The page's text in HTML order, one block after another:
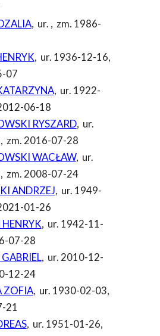
, ur. , zm. 1986-
, ur. 1936-12-16,
07
, ur. 1922-
06-18
RYSZARD, ur.
, zm. 2016-07-28
WACŁAW, ur.
, zm. 2008-07-24
ANDRZEJ, ur. 1949-
01-26
, ur. 1942-11-
07-28
, ur. 2010-12-
12-24
ZOFIA, ur. 1930-02-03,
21
, ur. 1951-01-26,